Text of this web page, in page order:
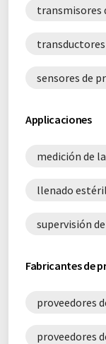
transmisores
sensores de
Applicaciones
medición de
llenado estéril
supervisión
Fabricantes de
proveedores
proveedores